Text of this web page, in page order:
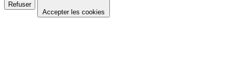
Refuser
Accepter les cookies